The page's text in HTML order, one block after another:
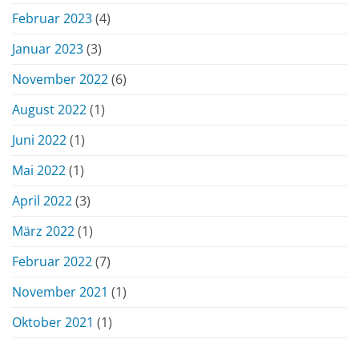
Februar 2023(4)
Januar 2023(3)
November 2022(6)
August 2022(1)
Juni 2022(1)
Mai 2022(1)
April 2022(3)
März 2022(1)
Februar 2022(7)
November 2021 (1)
Oktober 2021 (1)